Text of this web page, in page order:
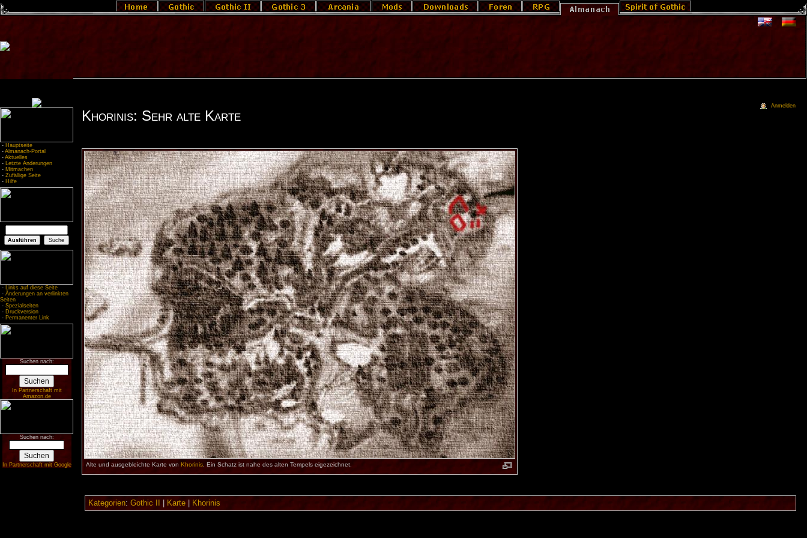
- Hauptseite
- Almanach-Portal
- Aktuelles
- Letzte Änderungen
- Mitmachen
- Zufällige Seite
- Hilfe
- Links auf diese Seite
- Änderungen an verlinkten
Seiten
- Spezialseiten
- Druckversion
- Permanenter Link
Suchen nach:
In Partnerschaft mit
Amazon.de
Suchen nach:
In Partnerschaft mit Google
Khorinis: Sehr alte Karte
Alte und ausgebleichte Karte von Khorinis. Ein Schatz ist nahe des alten Tempels eigezeichnet.
Kategorien: Gothic II Karte| Khorinis
Anmelden